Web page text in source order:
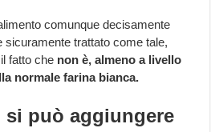
comunque decisamente
trattato come tale,
fatto che non è, almeno a livello
normale farina bianca.
si può aggiungere